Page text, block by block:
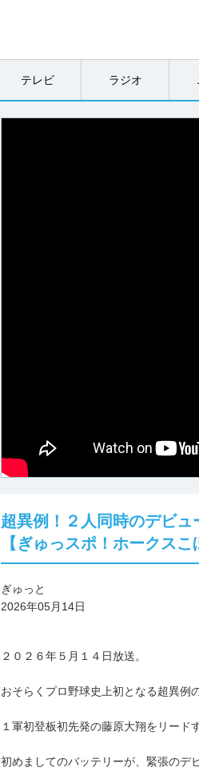
テレビ ラジオ
超異例！２人同時のデビ
【ぎゅっスポ！ホークス
ぎゅっと
2026年05月14日
２０２６年５月１４日放送。
おそらくプロ野球史上初となる超異例
１軍初登板初先発の藤原大翔をリード
初めましてのバッテリーが、緊張のデ